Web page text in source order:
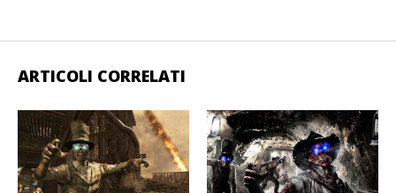
ARTICOLI CORRELATI